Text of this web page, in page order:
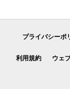
プライバシーポ
利用規約 ウェ